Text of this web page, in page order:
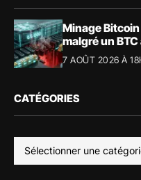
Minage
malgré un
7 AOÛT 2026 À
CATÉGORIES